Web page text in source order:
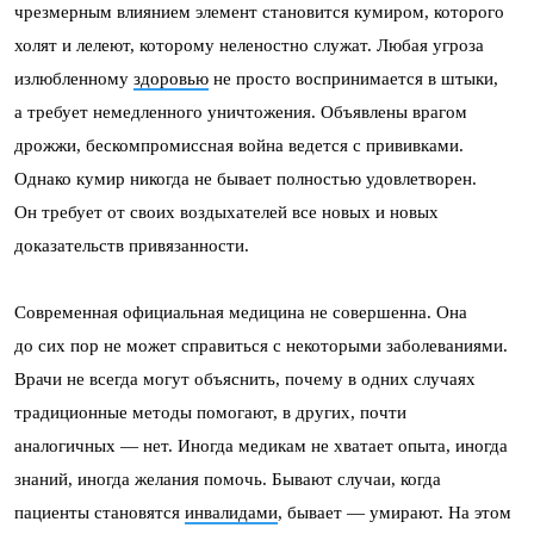
чрезмерным влиянием элемент становится кумиром, которого
холят и лелеют, которому неленостно служат. Любая угроза
излюбленному здоровью не просто воспринимается в штыки,
а требует немедленного уничтожения. Объявлены врагом
дрожжи, бескомпромиссная война ведется с прививками.
Однако кумир никогда не бывает полностью удовлетворен.
Он требует от своих воздыхателей все новых и новых
доказательств привязанности.
Современная официальная медицина не совершенна. Она
до сих пор не может справиться с некоторыми заболеваниями.
Врачи не всегда могут объяснить, почему в одних случаях
традиционные методы помогают, в других, почти
аналогичных — нет. Иногда медикам не хватает опыта, иногда
знаний, иногда желания помочь. Бывают случаи, когда
пациенты становятся инвалидами, бывает — умирают. На этом